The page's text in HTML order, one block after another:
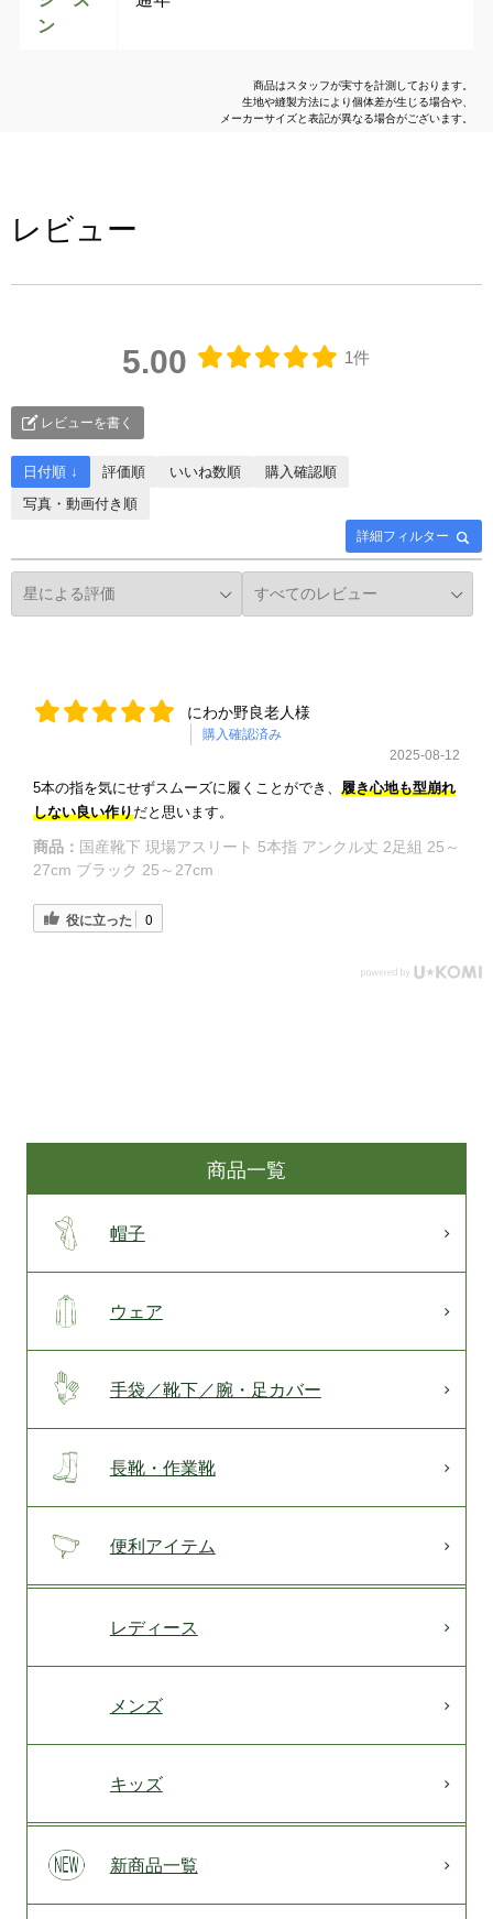
ン
商品はスタッフが実寸を計測しております。
生地や縫製方法により個体差が生じる場合や、
メーカーサイズと表記が異なる場合がございます。
レビュー
5.00 1件
レビューを書く
詳細フィルター
日付順 ↓ 評価順 いいね数順
購入確認順
写真・動画付き順
にわか野良老人様
購入確認済み
2025-08-12
5本の指を気にせずスムーズに履くことができ、 履き心地も型崩れ
しない良い作りだと思います。
商品： 国産靴下 現場アスリート 5本指 アンクル丈 2足組 25～
27cm ブラック 25～27cm
役に立った 0
商品一覧
帽子
ウェア
手袋／靴下／腕・足カバー
長靴・作業靴
便利アイテム
レディース
メンズ
キッズ
新商品一覧